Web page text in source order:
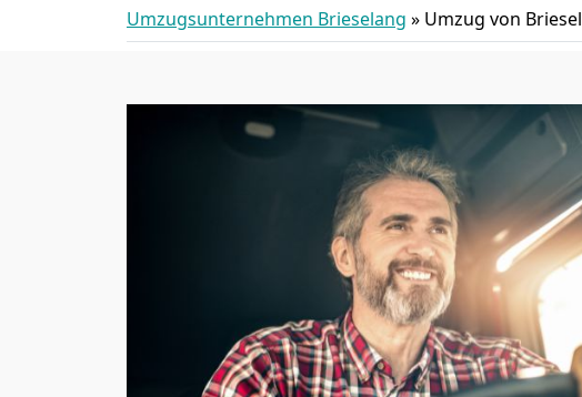
Umzugsunternehmen Brieselang » Umzug von